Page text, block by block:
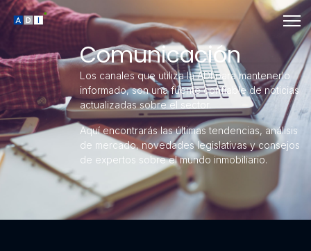
Comunicación
Los canales que utiliza la ADI para mantenerlo
informado, son una fuente confiable de noticias
actualizadas sobre el sector.
Aquí encontrarás las últimas tendencias, análisis
de mercado, novedades legislativas y consejos
de expertos sobre el mundo inmobiliario.